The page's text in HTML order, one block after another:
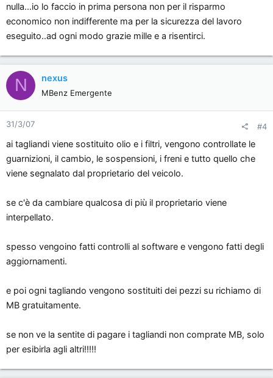
nulla...io lo faccio in prima persona non per il risparmo
economico non indifferente ma per la sicurezza del lavoro
eseguito..ad ogni modo grazie mille e a risentirci.
N nexus
MBenz Emergente
31/3/07 #4
ai tagliandi viene sostituito olio e i filtri, vengono controllate le
guarnizioni, il cambio, le sospensioni, i freni e tutto quello che
viene segnalato dal proprietario del veicolo.
se c'è da cambiare qualcosa di più il proprietario viene
interpellato.
spesso vengoino fatti controlli al software e vengono fatti degli
aggiornamenti.
e poi ogni tagliando vengono sostituiti dei pezzi su richiamo di
MB gratuitamente.
se non ve la sentite di pagare i tagliandi non comprate MB, solo
per esibirla agli altri!!!!!